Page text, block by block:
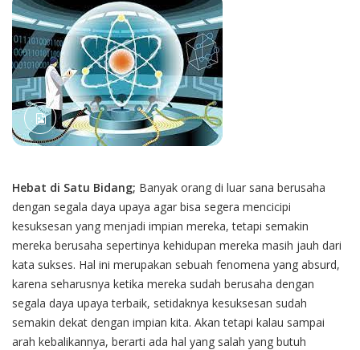
Hebat di Satu Bidang; Banyak orang di luar sana berusaha
dengan segala daya upaya agar bisa segera mencicipi
kesuksesan yang menjadi impian mereka, tetapi semakin
mereka berusaha sepertinya kehidupan mereka masih jauh dari
kata sukses. Hal ini merupakan sebuah fenomena yang absurd,
karena seharusnya ketika mereka sudah berusaha dengan
segala daya upaya terbaik, setidaknya kesuksesan sudah
semakin dekat dengan impian kita. Akan tetapi kalau sampai
arah kebalikannya, berarti ada hal yang salah yang butuh